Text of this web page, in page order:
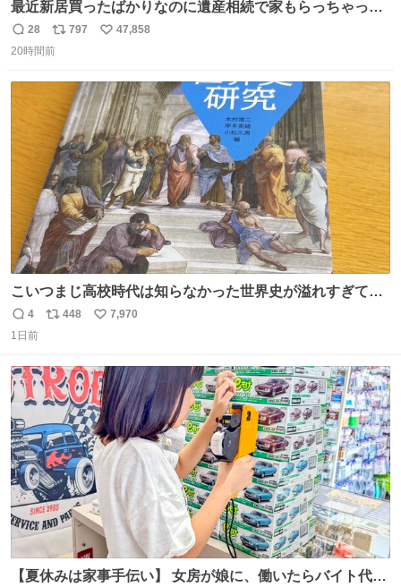
最近新居買ったばかりなのに遺産相続で家もらっちゃった
長男
返
信
28
リ
ポ
数
797
い
数
47,858
20時間前
こいつまじ高校時代は知らなかった世界史が溢れすぎてて
𝑩𝑰𝑮 𝑳𝑶𝑽𝑬＿＿
返
信
4
リ
ト
数
448
い
数
7,970
1日前
【夏休みは家事手伝い】 女房が娘に、働いたらバイト代も